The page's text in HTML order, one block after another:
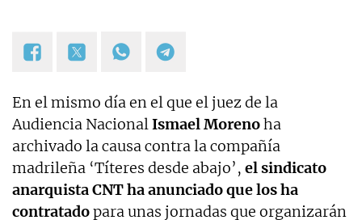
En el mismo día en el que el juez de la
Audiencia NacionalIsmael Morenoha
archivado la causa contra la compañía
madrileña ‘Títeres desde abajo’, el sindicato
anarquista CNT ha anunciado que los ha
contratadopara unas jornadas que organizarán